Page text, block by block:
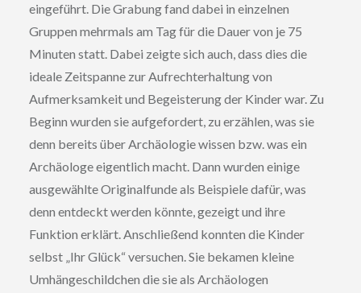
eingeführt. Die Grabung fand dabei in einzelnen
Gruppen mehrmals am Tag für die Dauer von je 75
Minuten statt. Dabei zeigte sich auch, dass dies die
ideale Zeitspanne zur Aufrechterhaltung von
Aufmerksamkeit und Begeisterung der Kinder war. Zu
Beginn wurden sie aufgefordert, zu erzählen, was sie
denn bereits über Archäologie wissen bzw. was ein
Archäologe eigentlich macht. Dann wurden einige
ausgewählte Originalfunde als Beispiele dafür, was
denn entdeckt werden könnte, gezeigt und ihre
Funktion erklärt. Anschließend konnten die Kinder
selbst „Ihr Glück“ versuchen. Sie bekamen kleine
Umhängeschildchen die sie als Archäologen